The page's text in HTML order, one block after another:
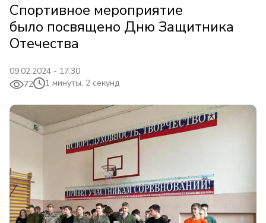
Спортивное мероприятие
было посвящено Дню Защитника
Отечества
09.02.2024 - 17:30
72
1 минуты, 2 секунд